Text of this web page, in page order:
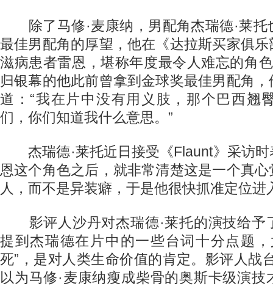
除了马修·麦康纳，男配角杰瑞德·莱托
最佳男配角的厚望，他在《达拉斯买家俱
滋病患者雷恩，堪称年度最令人难忘的角
归银幕的他此前曾拿到金球奖最佳男配角
道：“我在片中没有用义肢，那个巴西翘
们，你们知道我什么意思。”
杰瑞德·莱托近日接受《Flaunt》采访时
恩这个角色之后，就非常清楚这是一个真
人，而不是异装癖，于是他很快抓准定位进
影评人沙丹对杰瑞德·莱托的演技给予
提到杰瑞德在片中的一些台词十分点题
死”，是对人类生命价值的肯定。影评人战
以为马修·麦康纳瘦成柴骨的奥斯卡级演